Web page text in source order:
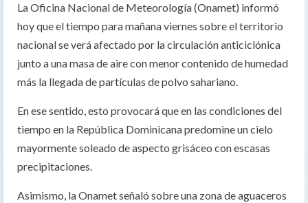
La Oficina Nacional de Meteorología (Onamet) informó
hoy que el tiempo para mañana viernes sobre el territorio
nacional se verá afectado por la circulación anticiclónica
junto a una masa de aire con menor contenido de humedad
más la llegada de partículas de polvo sahariano.
En ese sentido, esto provocará que en las condiciones del
tiempo en la República Dominicana predomine un cielo
mayormente soleado de aspecto grisáceo con escasas
precipitaciones.
Asimismo, la Onamet señaló sobre una zona de aguaceros